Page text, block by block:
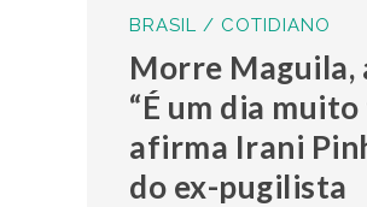
BRASIL / COTIDIANO
Morre Maguila,
“É um dia
afirma Irani
do ex-pugilista